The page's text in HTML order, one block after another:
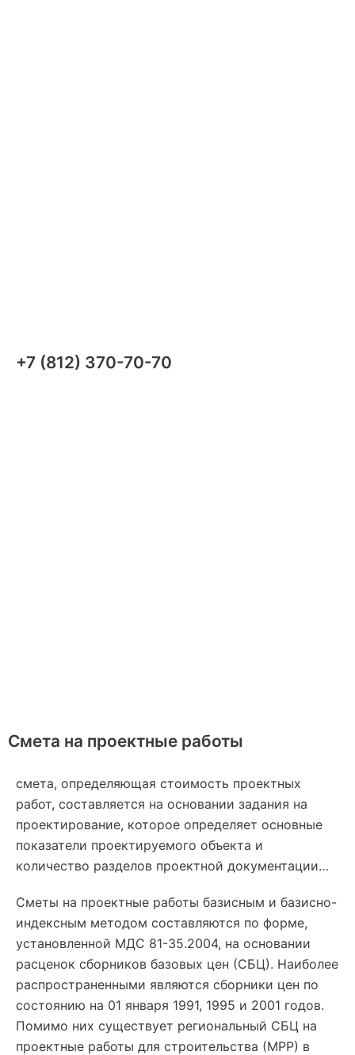
+7 (812) 370-70-70
Смета на проектные работы
cмета, определяющая стоимость проектных
работ, составляется на основании задания на
проектирование, которое определяет основные
показатели проектируемого объекта и
количество разделов проектной документации…
Сметы на проектные работы базисным и базисно-
индексным методом составляются по форме,
установленной МДС 81-35.2004, на основании
расценок сборников базовых цен (СБЦ). Наиболее
распространенными являются сборники цен по
состоянию на 01 января 1991, 1995 и 2001 годов.
Помимо них существует региональный СБЦ на
проектные работы для строительства (МРР) в